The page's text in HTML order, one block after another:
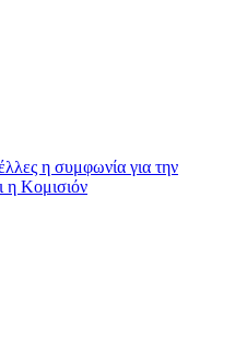
η συμφωνία για την
η Κομισιόν